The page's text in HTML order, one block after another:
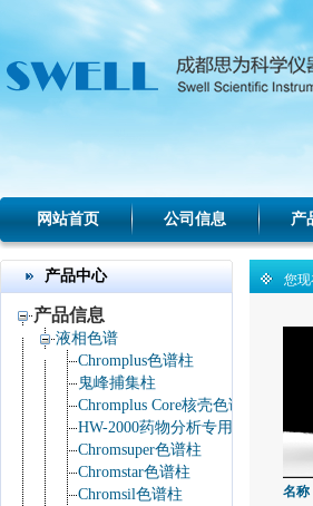
网站首页 公司信息 产
产品中心
产品信息
液相色谱
Chromplus色谱柱
鬼峰捕集柱
Chromplus Core核壳色谱柱
HW-2000药物分析专用色谱工作站
Chromsuper色谱柱
Chromstar色谱柱
Chromsil色谱柱
您现
名称